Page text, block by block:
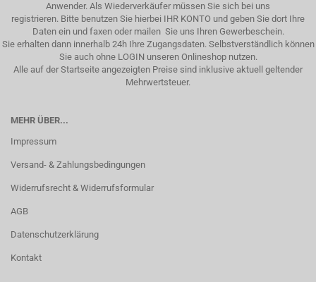
Anwender. Als Wiederverkäufer müssen Sie sich bei uns
registrieren. Bitte benutzen Sie hierbei IHR KONTO und geben Sie dort Ihre
Daten ein und faxen oder mailen Sie uns Ihren Gewerbeschein.
Sie erhalten dann innerhalb 24h Ihre Zugangsdaten. Selbstverständlich können
Sie auch ohne LOGIN unseren Onlineshop nutzen.
Alle auf der Startseite angezeigten Preise sind inklusive aktuell geltender
Mehrwertsteuer.
MEHR ÜBER...
Impressum
Versand- & Zahlungsbedingungen
Widerrufsrecht & Widerrufsformular
AGB
Datenschutzerklärung
Kontakt